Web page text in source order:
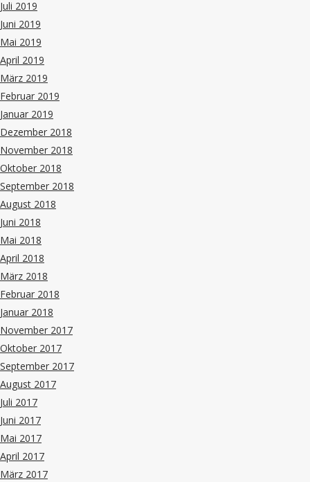
Juli 2019
Juni 2019
Mai 2019
April 2019
März 2019
Februar 2019
Januar 2019
Dezember 2018
November 2018
Oktober 2018
September 2018
August 2018
Juni 2018
Mai 2018
April 2018
März 2018
Februar 2018
Januar 2018
November 2017
Oktober 2017
September 2017
August 2017
Juli 2017
Juni 2017
Mai 2017
April 2017
März 2017